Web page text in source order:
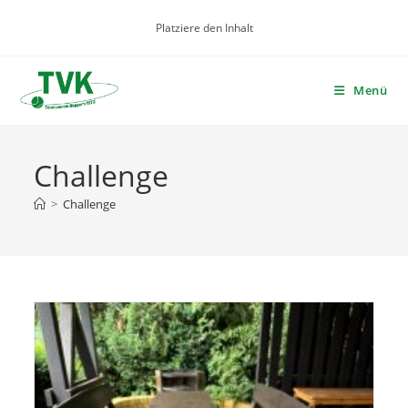
Platziere den Inhalt
Menü
Challenge
> Challenge